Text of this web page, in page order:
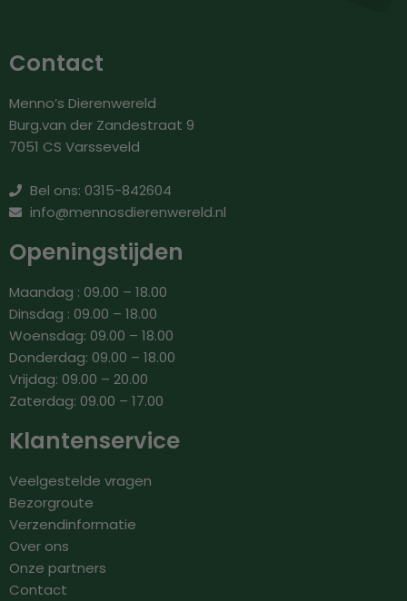
Contact
Menno’s Dierenwereld
Burg.van der Zandestraat 9
7051 CS Varsseveld
Bel ons: 0315-842604
info@mennosdierenwereld.nl
Openingstijden
Maandag : 09.00 – 18.00
Dinsdag : 09.00 – 18.00
Woensdag: 09.00 – 18.00
Donderdag: 09.00 – 18.00
Vrijdag: 09.00 – 20.00
Zaterdag: 09.00 – 17.00
Klantenservice
Veelgestelde vragen
Bezorgroute
Verzendinformatie
Over ons
Onze partners
Contact